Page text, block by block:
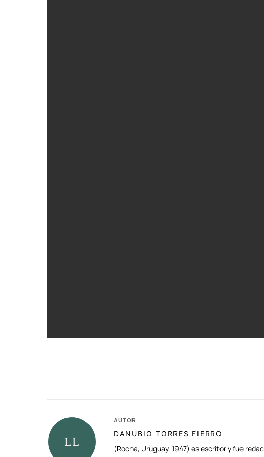
AUTOR
DANUBIO TORRES FIERRO
(Rocha, Uruguay, 1947) es escritor y fue